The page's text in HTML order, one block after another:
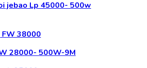
jebao Lp 45000- 500w
28000- 500W-9M